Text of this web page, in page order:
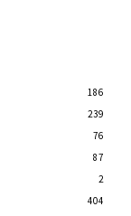
186
239
76
87
2
404